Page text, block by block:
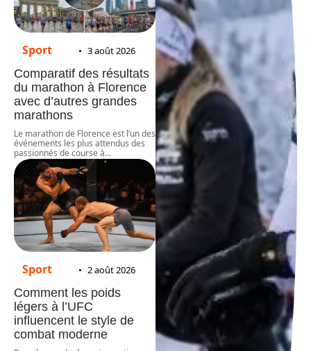
Sport 3 août 2026
Comparatif des résultats
du marathon à Florence
avec d’autres grandes
marathons
Le marathon de Florence est l’un des
événements les plus attendus des
passionnés de course à…
Sport 2 août 2026
Comment les poids
légers à l’UFC
influencent le style de
combat moderne